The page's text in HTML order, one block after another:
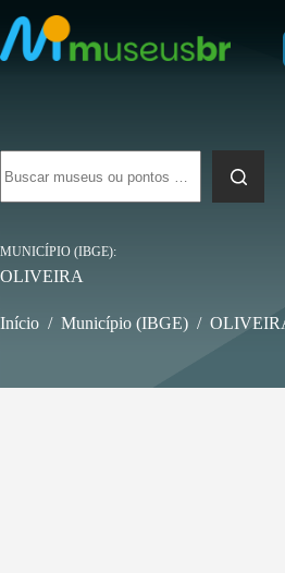
para
o
conteúdo
resultados
MUNICÍPIO (IBGE)
OLIVEIRA
Início / Município (IBGE) /